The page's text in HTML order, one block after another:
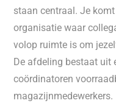
staan centraal. Je
organisatie waar
volop ruimte is om
De afdeling bestaat uit
coördinatoren
magazijnmedewerkers.